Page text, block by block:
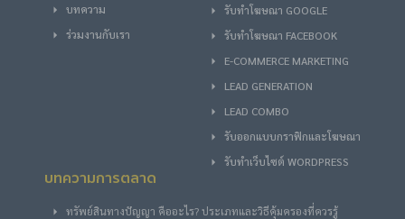
บทความ
ร่วมงานกับเรา
รับทําโฆษณา GOOGLE
รับทําโฆษณา FACEBOOK
E-COMMERCE MARKETING
LEAD GENERATION
LEAD COMBO
รับออกแบบกราฟิกและโฆษณา
รับทำเว็บไซต์ WORDPRESS
บทความการตลาด
ทรัพย์สินทางปัญญา คืออะไร? ประเภทและวิธีคุ้มครองที่ควรรู้